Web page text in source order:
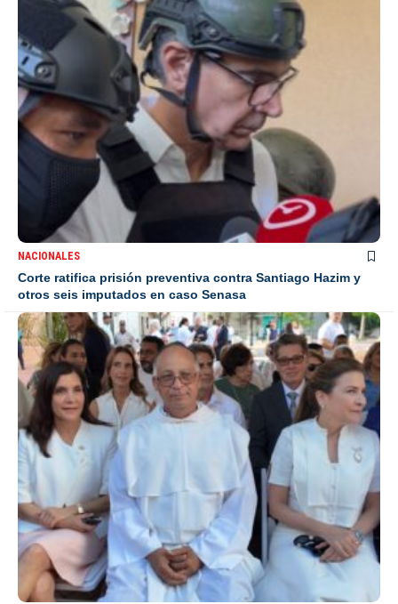
NACIONALES
Corte ratifica prisión preventiva contra Santiago Hazim y
otros seis imputados en caso Senasa